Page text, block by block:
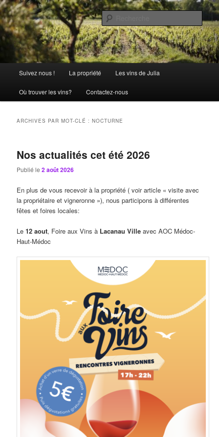
Aller
au
contenu
principal
Aller
au
contenu
secondaireChâteau Julia
La passion comme tradition
principal
Suivez nous ! La propriété Les vins de Julia
Où trouver les vins? Contactez-nous
ARCHIVES PAR MOT-CLÉ :NOCTURNE
Nos actualités cet été 2026
Publié le2 août 2026
En plus de vous recevoir à la propriété ( voir article « visite avec
la propriétaire et vigneronne »), nous participons à différentes
fêtes et foires locales:
Le12 aout, Foire aux Vins à Lacanau Ville avec AOC Médoc-
Haut-Médoc